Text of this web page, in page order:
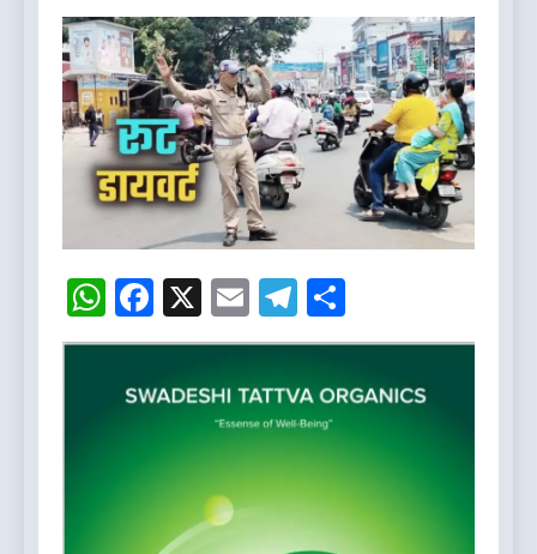
WhatsApp
Facebook
X EmailTelegram